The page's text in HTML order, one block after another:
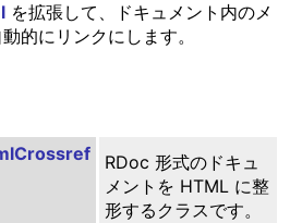
を拡張して、ドキュメント内のメ
的にリンクにします。
RDoc 形式のドキュ
メントを HTML に整
形するクラスです。